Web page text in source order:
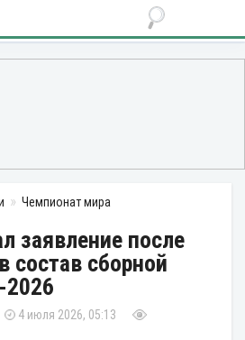
Чемпионат мира
заявление после
состав сборной
4 июля 2026, 05:13